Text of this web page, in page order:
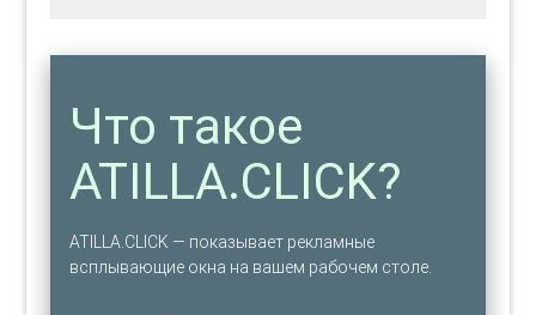
Что такое
ATILLA.CLICK?
ATILLA.CLICK — показывает рекламные
всплывающие окна на вашем рабочем столе.